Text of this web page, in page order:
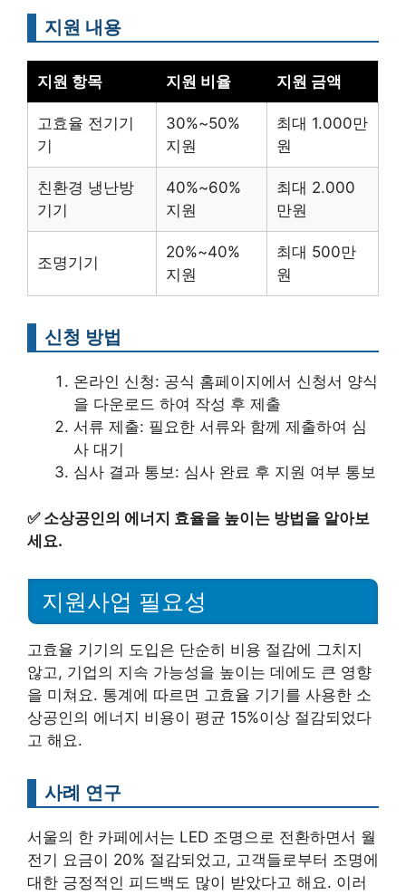
지원 내용
지원 항목 지원 비율 지원 금액
고효율 전기기
기
30%~50%
지원
최대 1.000만
원
친환경 냉난방
기기
40%~60%
지원
최대 2.000
만원
조명기기
20%~40%
지원
최대 500만
원
신청 방법
온라인 신청: 공식 홈페이지에서 신청서 양식
을 다운로드 하여 작성 후 제출
서류 제출: 필요한 서류와 함께 제출하여 심
사 대기
심사 결과 통보: 심사 완료 후 지원 여부 통보
✅ 소상공인의 에너지 효율을 높이는 방법을 알아보
세요.
지원사업 필요성
고효율 기기의 도입은 단순히 비용 절감에 그치지
않고, 기업의 지속 가능성을 높이는 데에도 큰 영향
을 미쳐요. 통계에 따르면 고효율 기기를 사용한 소
상공인의 에너지 비용이 평균 15%이상 절감되었다
고 해요.
사례 연구
서울의 한 카페에서는 LED 조명으로 전환하면서 월
전기 요금이 20% 절감되었고, 고객들로부터 조명에
대한 긍정적인 피드백도 많이 받았다고 해요. 이러